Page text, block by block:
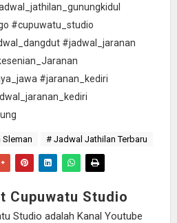
#cupuwatu_studio
#jadwal_jaranan
#jaranan_kediri
# Jadwal Jathilan Terbaru
Cupuwatu Studio
Studio adalah Kanal Youtube